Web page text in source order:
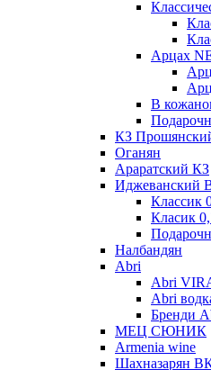
Арцах
В
КЗ
Оганян
Араратский КЗ
Иджеванский
Классик
Класик
Налбандян
Abri
Abri
Abri
Бренди
МЕЦ СЮНИК
Armenia wine
Шахназарян